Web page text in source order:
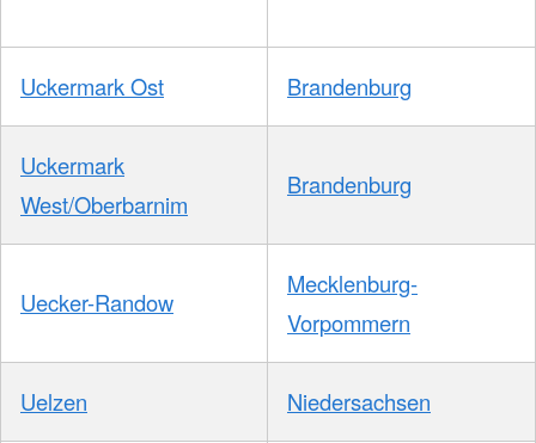
Uckermark Ost Brandenburg
Uckermark
West/Oberbarnim
Brandenburg
Uecker-Randow
Mecklenburg-
Vorpommern
Uelzen Niedersachsen